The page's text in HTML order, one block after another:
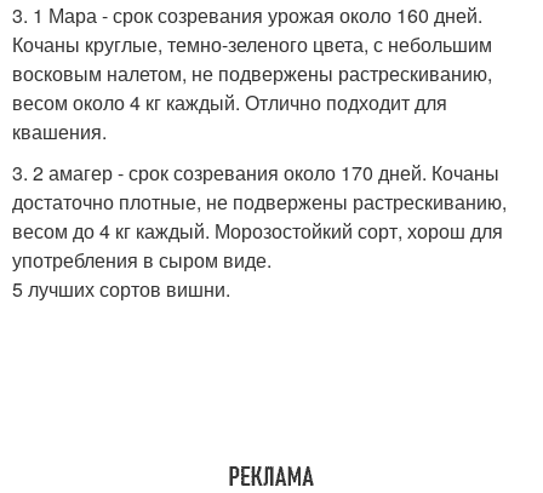
3. 1 Мара - срок созревания урожая около 160 дней.
Кочаны круглые, темно-зеленого цвета, с небольшим
восковым налетом, не подвержены растрескиванию,
весом около 4 кг каждый. Отлично подходит для
квашения.
3. 2 амагер - срок созревания около 170 дней. Кочаны
достаточно плотные, не подвержены растрескиванию,
весом до 4 кг каждый. Морозостойкий сорт, хорош для
употребления в сыром виде.
5 лучших сортов вишни.